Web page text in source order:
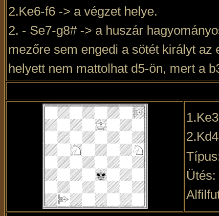
2.Ke6-f6 -> a végzet helye.
2. - Se7-g8# -> a huszár
mezőre sem engedi a sötét királyt
helyett nem mattolhat d5-ön, mert a